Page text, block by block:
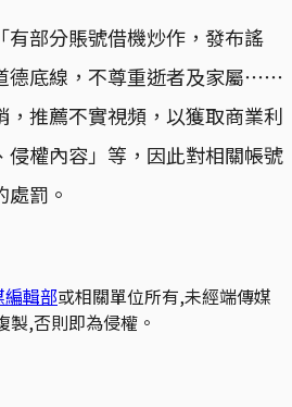
有部分賬號借機炒作，發布謠
德底線，不尊重逝者及家屬⋯⋯
推薦不實視頻，以獲取商業利
侵權內容」等，因此對相關帳號
罰。
輯部或相關單位所有,未經端傳媒
製,否則即為侵權。